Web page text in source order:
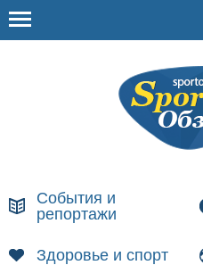
События и
репортажи
Здоровье и спорт